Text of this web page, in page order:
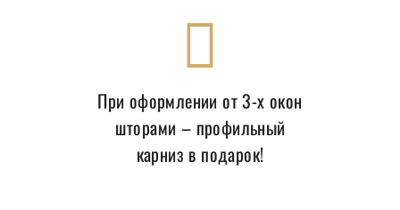
При оформлении от 3-х окон
шторами – профильный
карниз в подарок!